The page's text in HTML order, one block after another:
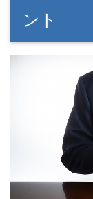
ント